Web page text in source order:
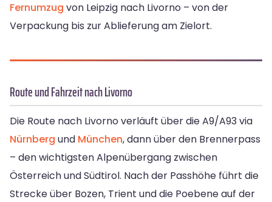
Fernumzug von Leipzig nach Livorno – von der
Verpackung bis zur Ablieferung am Zielort.
Route und Fahrzeit nach Livorno
Die Route nach Livorno verläuft über die A9/A93 via
Nürnberg und München, dann über den Brennerpass
– den wichtigsten Alpenübergang zwischen
Österreich und Südtirol. Nach der Passhöhe führt die
Strecke über Bozen, Trient und die Poebene auf der